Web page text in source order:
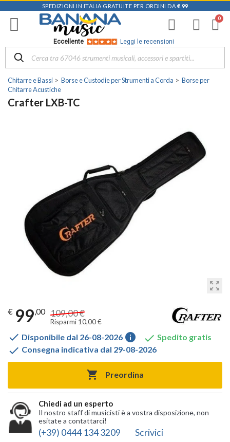
SPEDIZIONI IN ITALIA GRATUITE PER ORDINI DA € 99
Eccellente Leggi le recensioni
Chitarre e Bassi Borse e Custodie per Strumenti a Corda
Borse per
Chitarre Acustiche
Crafter LXB-TC
zoom_out_map
€ 99,00 109,00 €
Risparmi 10,00 €
 Disponibile dal 26-08-2026 info  Spedito gratis
 Consegna indicativa dal 29-08-2026
 Preordina
Chiedi ad un esperto
Il nostro staff di musicisti è a vostra disposizione, non
esitate a contattarci!
(+39) 0444 134 3209 Scrivici